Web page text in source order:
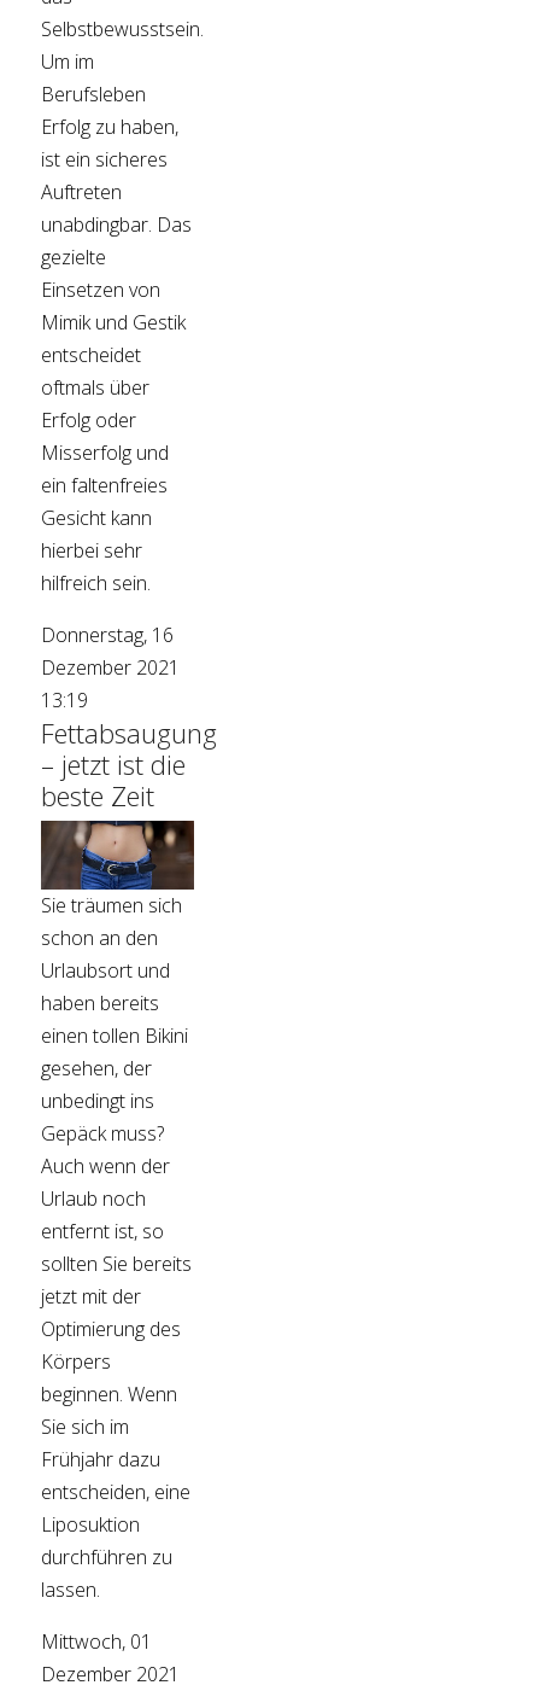
Selbstbewusstsein.
Um im
Berufsleben
Erfolg zu haben,
ist ein sicheres
Auftreten
unabdingbar. Das
gezielte
Einsetzen von
Mimik und Gestik
entscheidet
oftmals über
Erfolg oder
Misserfolg und
ein faltenfreies
Gesicht kann
hierbei sehr
hilfreich sein.
Donnerstag, 16
Dezember 2021
13:19
Fettabsaugung
– jetzt ist die
beste Zeit
Sie träumen sich
schon an den
Urlaubsort und
haben bereits
einen tollen Bikini
gesehen, der
unbedingt ins
Gepäck muss?
Auch wenn der
Urlaub noch
entfernt ist, so
sollten Sie bereits
jetzt mit der
Optimierung des
Körpers
beginnen. Wenn
Sie sich im
Frühjahr dazu
entscheiden, eine
Liposuktion
durchführen zu
lassen.
Mittwoch, 01
Dezember 2021